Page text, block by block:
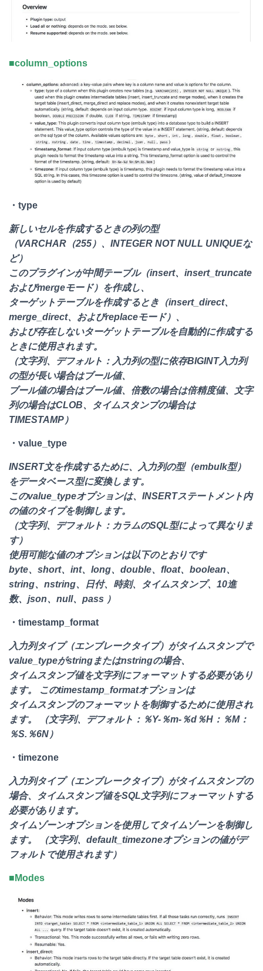
■column_options
・type
新しいセルを作成するときの列の型
（VARCHAR（255）、INTEGER NOT NULL UNIQUEな
ど）
このプラグインが中間テーブル（insert、insert_truncate
およびmergeモード）を作成し、
ターゲットテーブルを作成するとき（insert_direct、
merge_direct、およびreplaceモード）、
および存在しないターゲットテーブルを自動的に作成する
ときに使用されます。
（文字列、デフォルト：入力列の型に依存BIGINT入力列
の型が長い場合はブール値、
ブール値の場合はブール値、倍数の場合は倍精度値、文字
列の場合はCLOB、タイムスタンプの場合は
TIMESTAMP）
・value_type
INSERT文を作成するために、入力列の型（embulk型）
をデータベース型に変換します。
このvalue_typeオプションは、INSERTステートメント内
の値のタイプを制御します。
（文字列、デフォルト：カラムのSQL型によって異なりま
す）
使用可能な値のオプションは以下のとおりです
byte、short、int、long、double、float、boolean、
string、nstring、日付、時刻、タイムスタンプ、10進
数、json、null、pass ）
・timestamp_format
入力列タイプ（エンブレークタイプ）がタイムスタンプで
value_typeがstringまたはnstringの場合、
タイムスタンプ値を文字列にフォーマットする必要があり
ます。 このtimestamp_formatオプションは
タイムスタンプのフォーマットを制御するために使用され
ます。 （文字列、デフォルト：％Y-％m-％d％H：％M：
％S.％6N）
・timezone
入力列タイプ（エンブレークタイプ）がタイムスタンプの
場合、タイムスタンプ値をSQL文字列にフォーマットする
必要があります。
タイムゾーンオプションを使用してタイムゾーンを制御し
ます。 （文字列、default_timezoneオプションの値がデ
フォルトで使用されます）
■Modes